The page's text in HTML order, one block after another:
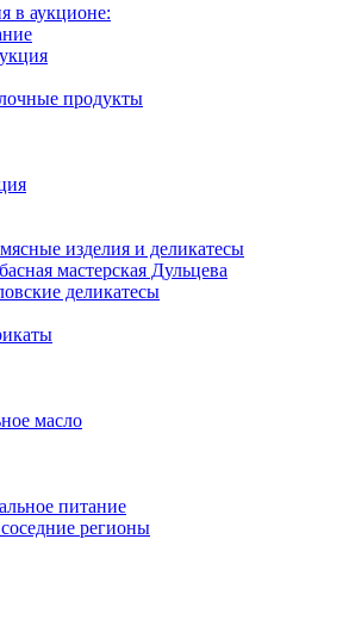
в аукционе:
продукты
изделия и деликатесы
мастерская Дульцева
деликатесы
масло
питание
регионы